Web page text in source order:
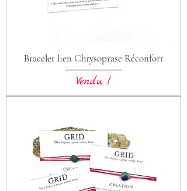
Bracelet lien Chrysoprase Réconfort
Vendu !